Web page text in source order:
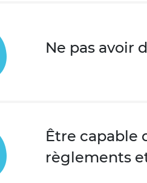
Ne pas avoir
Être capable
règlements